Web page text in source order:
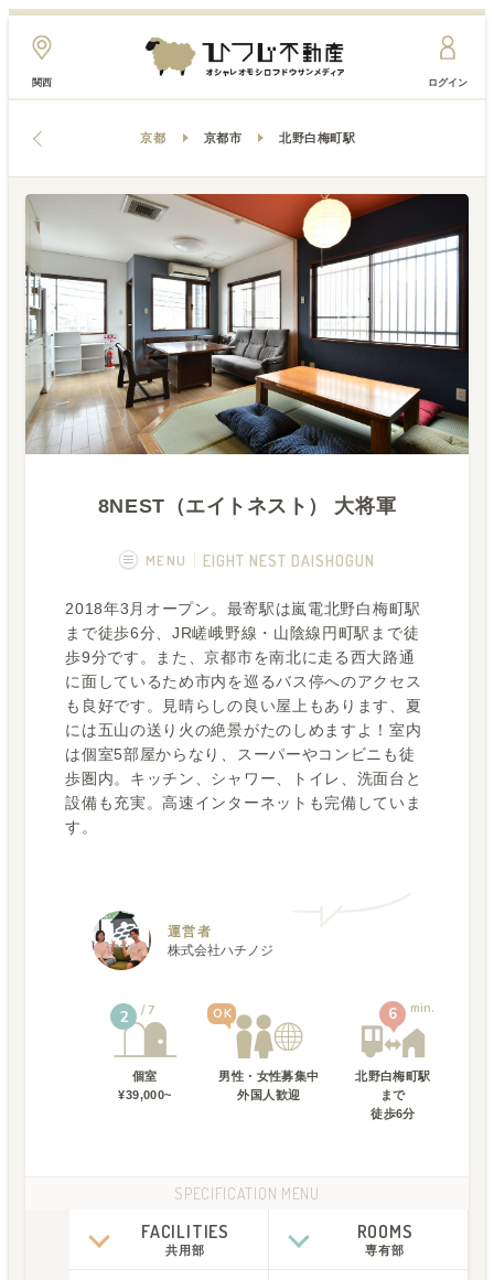
関西 ログイン
京都 京都市 北野白梅町駅
8NEST（エイトネスト） 大将軍
MENU EIGHT NEST DAISHOGUN
概要 画像一覧
空室状況 運営者
2018年3月オープン。最寄駅は嵐電北野白梅町駅
まで徒歩6分、JR嵯峨野線・山陰線円町駅まで徒
歩9分です。また、京都市を南北に走る西大路通
に面しているため市内を巡るバス停へのアクセス
も良好です。見晴らしの良い屋上もあります、夏
には五山の送り火の絶景がたのしめますよ！室内
は個室5部屋からなり、スーパーやコンビニも徒
歩圏内。キッチン、シャワー、トイレ、洗面台と
設備も充実。高速インターネットも完備していま
す。
2 7
個室
¥39,000~
OK
男性・女性募集中
外国人歓迎
6 min.
北野白梅町駅
まで
徒歩6分
運営者
株式会社ハチノジ
SPECIFICATION MENU
FACILITIES
共用部
ROOMS
専有部